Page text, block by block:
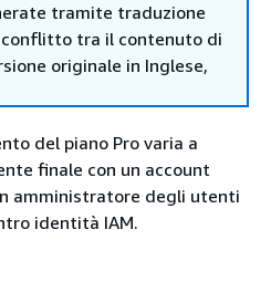
tramite traduzione
tra il contenuto di
originale in Inglese,
del piano Pro varia a
finale con un account
amministratore degli utenti
identità IAM.